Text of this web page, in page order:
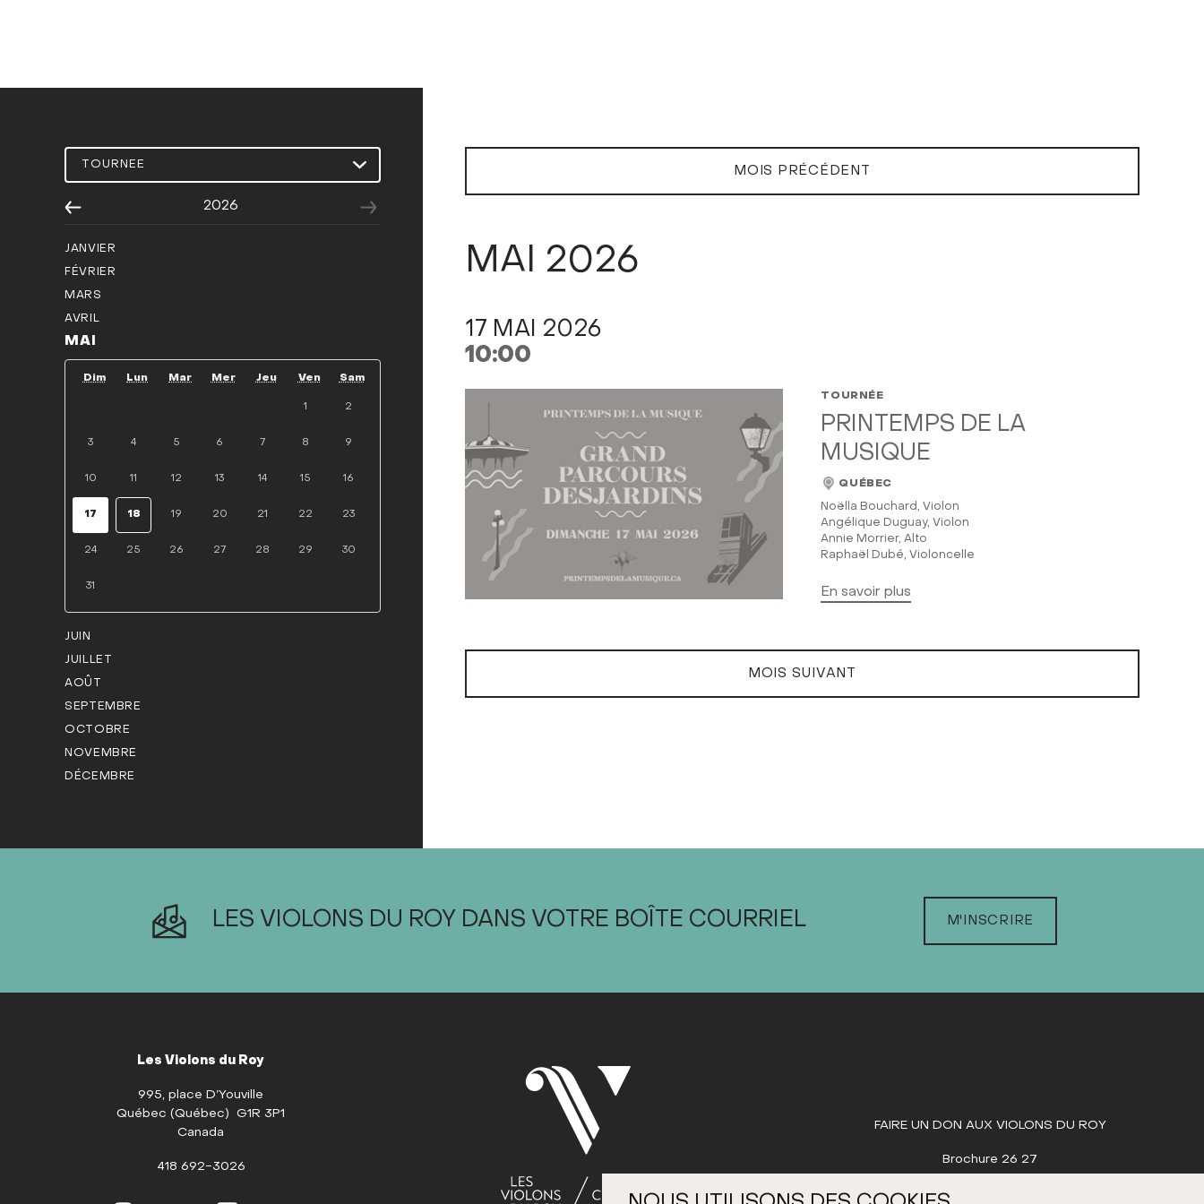
2026
JANVIER
FÉVRIER
MARS
AVRIL
MAI
Dim Lun Mar Mer Jeu Ven Sam
1 2
3 4 5 6 7 8 9
10 11 12 13 14 15 16
17 18 19 20 21 22 23
24 25 26 27 28 29 30
31
JUIN
JUILLET
AOÛT
SEPTEMBRE
OCTOBRE
NOVEMBRE
DÉCEMBRE
MOIS PRÉCÉDENT
MAI 2026
17 MAI 2026
10:00
TOURNÉE
PRINTEMPS DE LA
MUSIQUE
QUÉBEC
Noëlla Bouchard, Violon
Angélique Duguay, Violon
Annie Morrier, Alto
Raphaël Dubé, Violoncelle
En savoir plus
MOIS SUIVANT
LES VIOLONS DU ROY DANS VOTRE BOÎTE COURRIEL M'INSCRIRE
FAIRE UN DON AUX VIOLONS DU ROY
Brochure 26 27
Les Violons du Roy
995, place D’Youville
Québec (Québec) G1R 3P1
Canada
418 692-3026